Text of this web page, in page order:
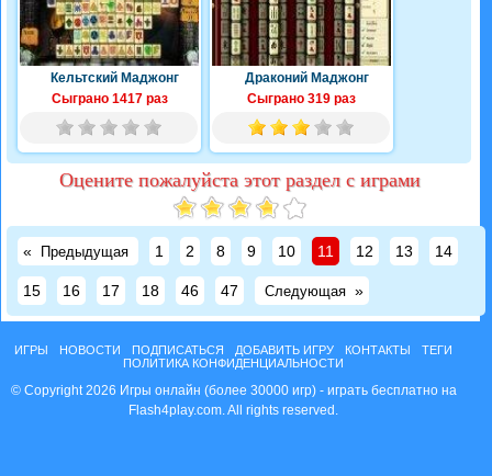
Кельтский Маджонг
Сыграно 1417 раз
Драконий Маджонг
Сыграно 319 раз
Оцените пожалуйста этот раздел с играми
« Предыдущая 1 2 8 9 10 11 12 13 14
15 16 17 18 46 47 Следующая »
ИГРЫ НОВОСТИ ПОДПИСАТЬСЯ ДОБАВИТЬ ИГРУ КОНТАКТЫ
ТЕГИ
ПОЛИТИКА КОНФИДЕНЦИАЛЬНОСТИ
© Copyright 2026 Игры онлайн (более 30000 игр) - играть бесплатно на
Flash4play.com. All rights reserved.